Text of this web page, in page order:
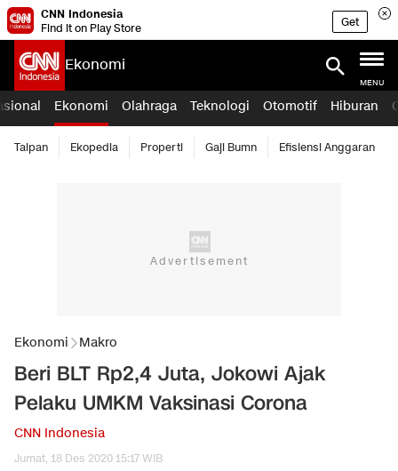
CNN Indonesia
Find it on Play Store
Get
Ekonomi
MENU
Ekonomi Olahraga Teknologi Otomotif Hiburan
Taipan Ekopedia Properti Gaji Bumn Efisiensi Anggaran
Ekonomi Makro
Beri BLT Rp2,4 Juta, Jokowi Ajak
Pelaku UMKM Vaksinasi Corona
CNN Indonesia
Jumat, 18 Des 2020 15:17 WIB